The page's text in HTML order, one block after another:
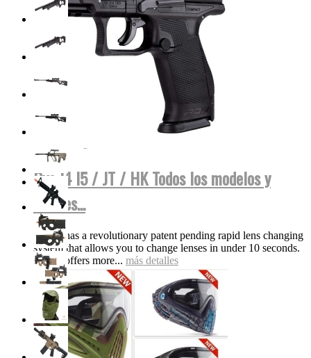
Dye I4 I5 / JT / HK Todos los modelos y
colores...
The i5 has a revolutionary patent pending rapid lens changing
system that allows you to change lenses in under 10 seconds.
The i5 offers more... más detalles